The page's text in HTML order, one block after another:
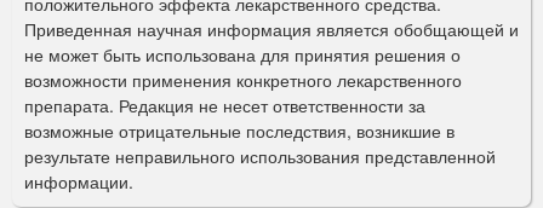
п
о
и
с
к
Приведенная научная информация является обобщающей и
не может быть использована для принятия решения о
возможности применения конкретного лекарственного
препарата. Редакция не несет ответственности за
возможные отрицательные последствия, возникшие в
результате неправильного использования представленной
информации.